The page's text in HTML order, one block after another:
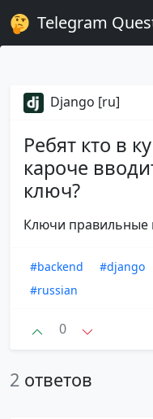
Telegram
Django [ru]
Ребят кто в
кароче
ключ?
Ключи правильные
#backend #django
#russian
0
2 ответов